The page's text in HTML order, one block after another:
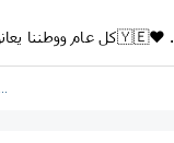
#كل عام ووطننا يعانق السماء مجداً🇾🇪❤️ .